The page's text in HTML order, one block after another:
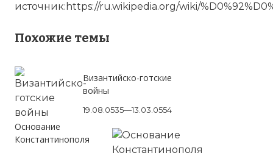
источник:https://ru.wikipedia.org/wiki/
Похожие темы
Византийско-готские
войны
19.08.0535—13.03.0554
Основание
Константинополя